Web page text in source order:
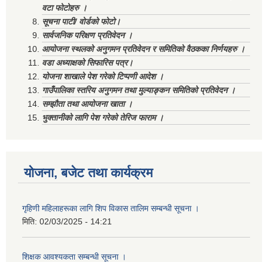
वटा फोटोहरु ।
सूचना पाटी/ वोर्डको फोटो।
सार्वजनिक परिक्षण प्रतिवेदन ।
आयोजना स्थलको अनुगमन प्रतिवेदन र समितिको वैठकका निर्णयहरु ।
वडा अध्याक्षको सिफारिस पत्र।
योजना शाखाले पेश गरेको टिप्पणी आदेश ।
गाउँपालिका स्तरिय अनुगमन तथा मुल्याङ्कन समितिको प्रतिवेदन ।
सम्झौता तथा आयोजना खाता ।
भुक्तानीको लागि पेश गरेको तेरिज फाराम ।
योजना, बजेट तथा कार्यक्रम
गृहिणी महिलाहरूका लागि शिप विकास तालिम सम्बन्धी सूचना ‌।
मिति: 02/03/2025 - 14:21
शिक्षक आवश्यकता सम्बन्धी सूचना ।